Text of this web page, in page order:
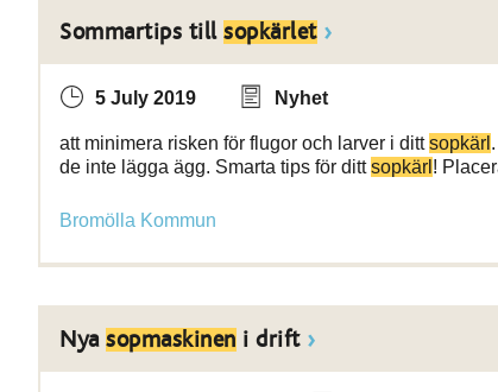
Sommartips till sopkärlet
5 July 2019 Nyhet
att minimera risken för flugor och larver i dittsopkärl
de inte lägga ägg. Smarta tips för dittsopkärl !
Bromölla Kommun
Nya sopmaskinen i drift